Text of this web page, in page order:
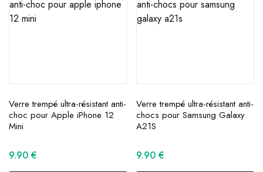
Verre trempé ultra-résistant anti-
choc pour Apple iPhone 12
Mini
9.90 €
Verre trempé ultra-résistant anti-
chocs pour Samsung Galaxy
A21S
9.90 €